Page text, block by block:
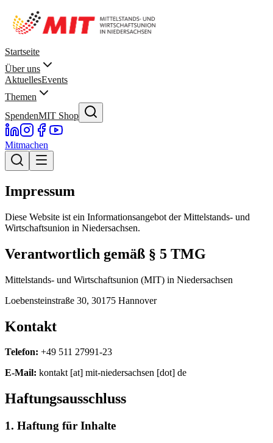
Startseite
Über uns
AktuellesEvents
Themen
SpendenMIT Shop
Mitmachen
Impressum
Diese Website ist ein Informationsangebot derMittelstands- und
Wirtschaftsunion in Niedersachsen.
Verantwortlich gemäß § 5 TMG
Mittelstands- und Wirtschaftsunion (MIT) in Niedersachsen
Loebensteinstraße 30, 30175 Hannover
Kontakt
Telefon: +49 511 27991-23
E-Mail: kontakt[at] mit-niedersachsen [dot] de
Haftungsausschluss
1. Haftung für Inhalte